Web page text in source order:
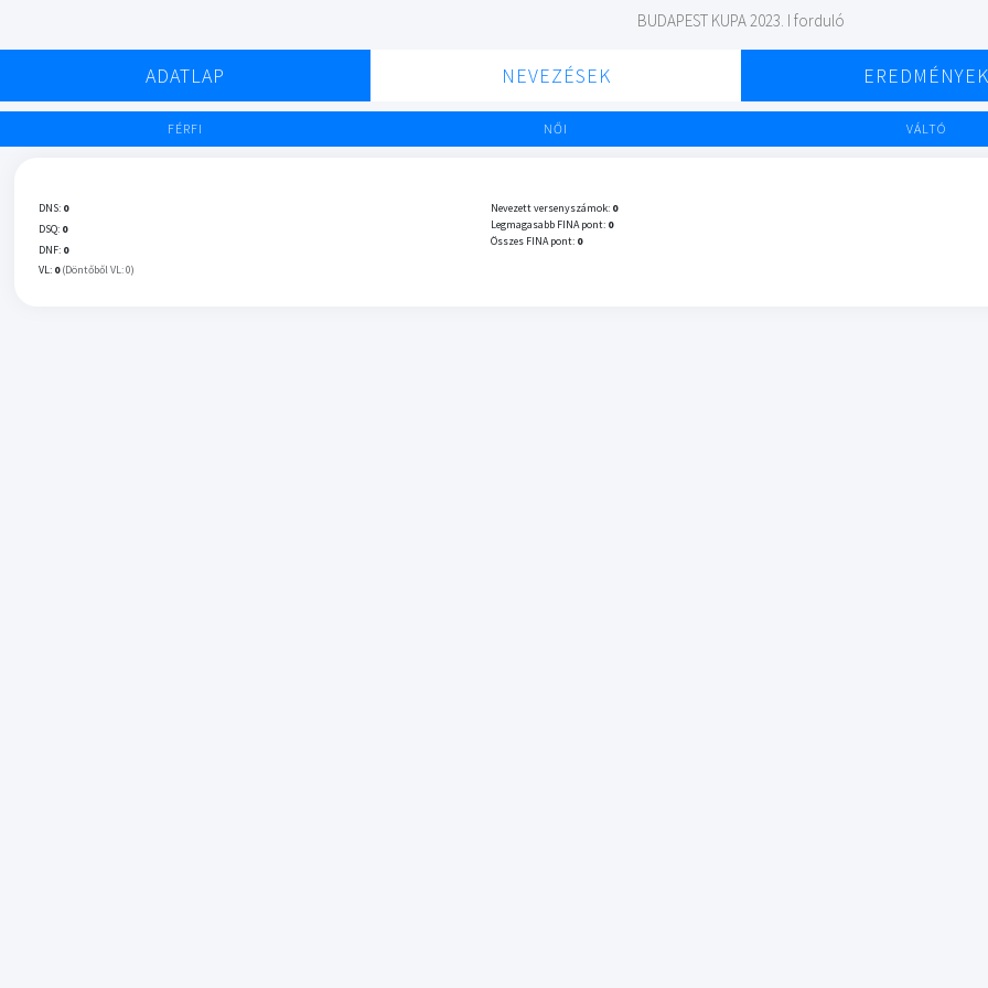
BUDAPEST KUPA 2023. I forduló
ADATLAP NEVEZÉSEK EREDMÉNYEK
FÉRFI NŐI VÁLTÓ
DNS: 0
DSQ: 0
DNF: 0
VL: 0 (Döntőből VL: 0)
Nevezett versenyszámok: 0
Legmagasabb FINA pont: 0
Összes FINA pont: 0